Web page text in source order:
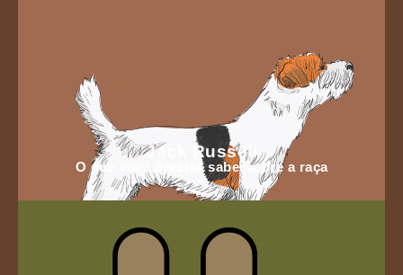
Jack Russell
O que você precisa sabersobre a raça